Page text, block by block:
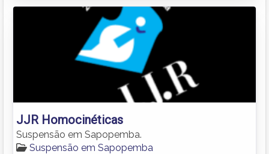
JJR Homocinéticas
Suspensão em Sapopemba.
Suspensão em Sapopemba